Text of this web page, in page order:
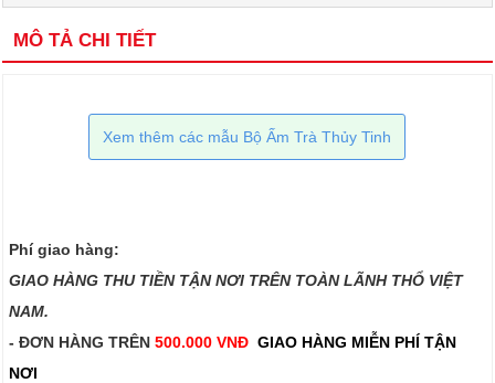
MÔ TẢ CHI TIẾT
Xem thêm các mẫu Bộ Ấm Trà Thủy Tinh
Phí giao hàng:
GIAO HÀNG THU TIỀN TẬN NƠI TRÊN TOÀN LÃNH THỔ VIỆT
NAM.​​
- ĐƠN HÀNG TRÊN500.000 VNĐ GIAO HÀNG MIỄN PHÍ TẬN
NƠI